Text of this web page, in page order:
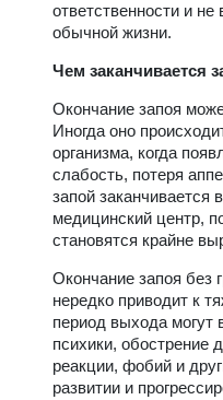
ответственности и
обычной жизни.
Чем заканчивается
Окончание запоя
Иногда оно
организма, когда
слабость, потеря
запой
медицинский центр,
становятся крайне
Окончание запоя без
нередко приводит к
период выхода могут
психики, обострение
реакции, фобий и
развитии и